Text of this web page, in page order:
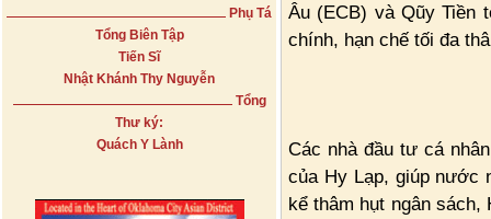
Phụ Tá
Tổng Biên Tập
Tiến Sĩ
Nhật Khánh Thy Nguyễn
Tổng
Thư ký:
Quách Y Lành
Âu (ECB) và Qũy Tiền
chính, hạn chế tối đa
Các nhà đầu tư cá
của Hy Lạp, giúp nước
kể thâm hụt ngân